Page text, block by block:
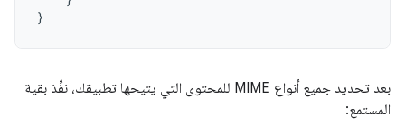
}
بعد تحديد جميع أنواع MIME للمحتوى التي يتيحها تطبيقك، نفِّذ بقية
المستمع: